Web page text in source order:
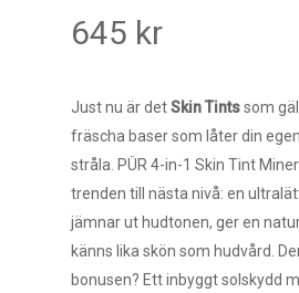
645 kr
Just nu är detSkin Tintssom
fräscha baser som låter din
stråla. PÜR 4-in-1 Skin Tint
trenden till nästa nivå: en
jämnar ut hudtonen, ger en
känns lika skön som hudvård.
bonusen? Ett inbyggt solskydd